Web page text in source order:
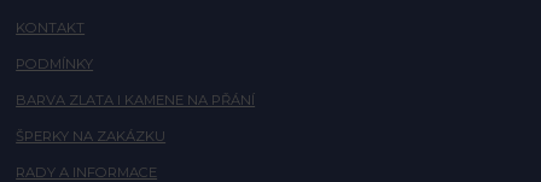
KONTAKT
PODMÍNKY
BARVA ZLATA I KAMENE NA PŘÁNÍ
ŠPERKY NA ZAKÁZKU
RADY A INFORMACE